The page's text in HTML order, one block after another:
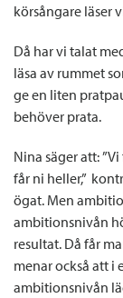
körsångare läser
Då har vi talat
läsa av rummet
ge en liten
behöver prata.
Nina säger att:
får ni heller,”
ögat. Men
ambitionsnivån
resultat. Då får
menar också att i
ambitionsnivån